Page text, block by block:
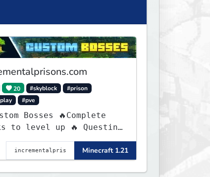
20 #skyblock
#prison
#pve
Bosses 🔥Complete
to level up 🔥 Questing
Abilities
Minecraft 1.21